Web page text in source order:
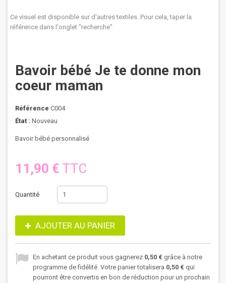
Ce visuel est disponible sur d'autres textiles. Pour cela, taper la
référence dans l'onglet "recherche"
Bavoir bébé Je te donne mon
coeur maman
Référence C004
État : Nouveau
Bavoir bébé personnalisé
11,90 € TTC
Quantité
AJOUTER AU PANIER
En achetant ce produit vous gagnerez 0,50 € grâce à notre
programme de fidélité. Votre panier totalisera 0,50 € qui
pourront être convertis en bon de réduction pour un prochain